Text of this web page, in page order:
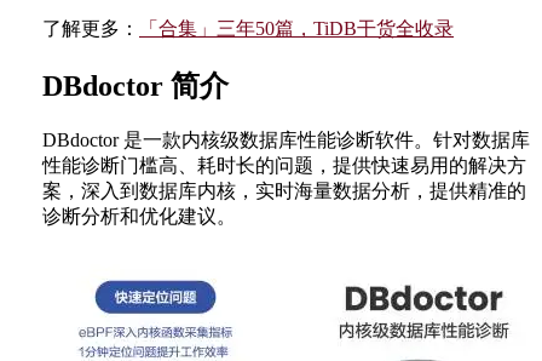
了解更多： 「合集」三年50篇，TiDB干货全收录
DBdoctor 简介
DBdoctor 是一款内核级数据库性能诊断软件。针对数据库
性能诊断门槛高、耗时长的问题，提供快速易用的解决方
案，深入到数据库内核，实时海量数据分析，提供精准的
诊断分析和优化建议。